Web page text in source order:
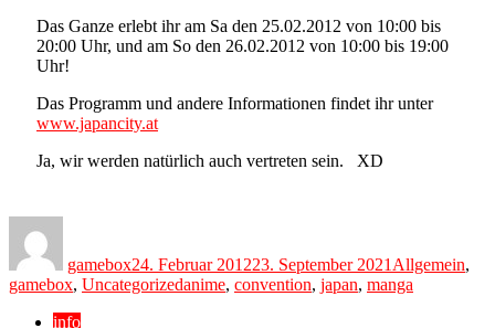
Das Ganze erlebt ihr am Sa den 25.02.2012 von 10:00 bis
20:00 Uhr, und am So den 26.02.2012 von 10:00 bis 19:00
Uhr!
Das Programm und andere Informationen findet ihr unter
www.japancity.at
Ja, wir werden natürlich auch vertreten sein. XD
gamebox24. Februar 201223. September 2021 Allgemein,
gamebox, UncategorizedTags
anime, convention, japan, manga
info